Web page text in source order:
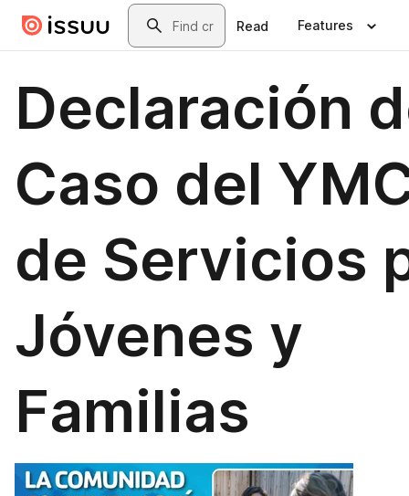
Skip to main contentSearch
Read Features
Declaración
Caso del
de Servicios
Jóvenes y
Familias